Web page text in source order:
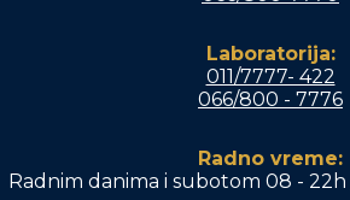
Laboratorija:
011/7777- 422
066/800 - 7776
Radno vreme:
Radnim danima i subotom 08 - 22h